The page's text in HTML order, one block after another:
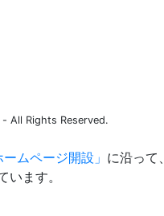
All Rights Reserved.
ムページ開設」 に沿って、
います。